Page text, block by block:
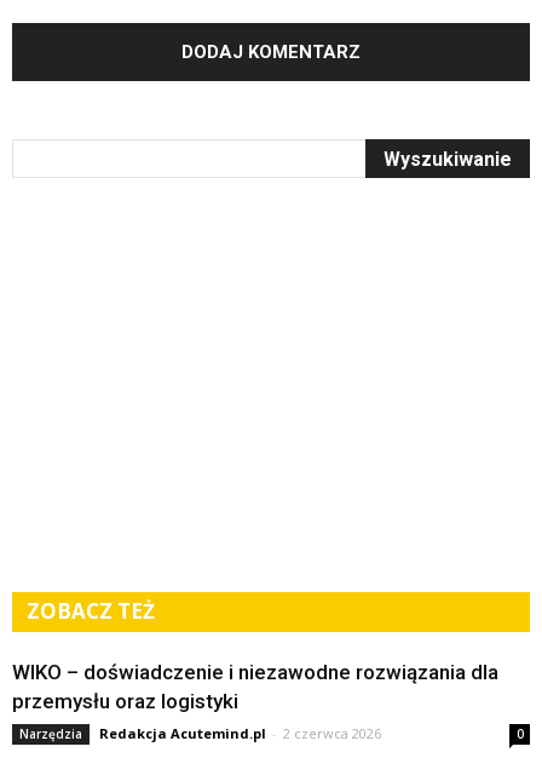
ZOBACZ TEŻ
WIKO – doświadczenie i niezawodne rozwiązania dla
przemysłu oraz logistyki
Narzędzia Redakcja Acutemind.pl - 2 czerwca 2026 0